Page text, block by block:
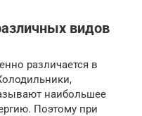
видов
различается в
наибольшее
Поэтому при